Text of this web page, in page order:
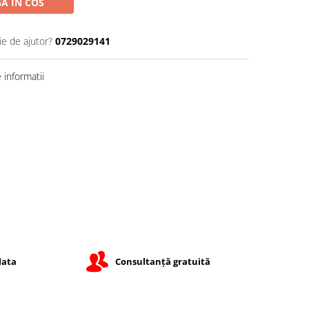
de ajutor? 0729029141
informatii
Consultanță gratuită